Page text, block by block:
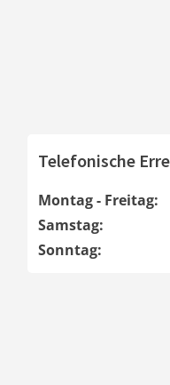
Telefonische
Montag - Freitag:
Samstag:
Sonntag: